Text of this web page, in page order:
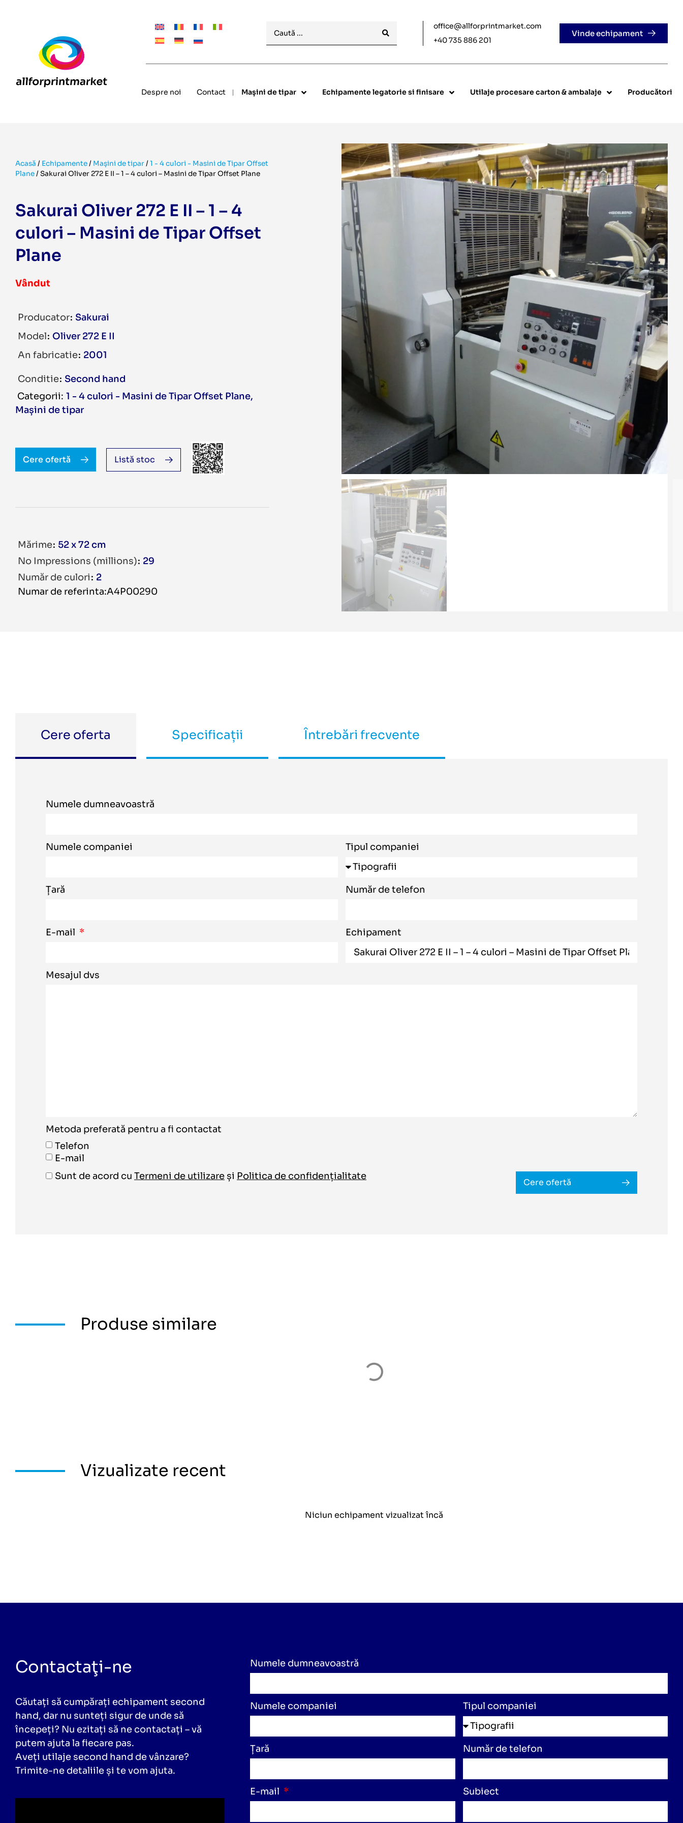
office@allforprintmarket.com
+40 735 886 201
Vinde echipament
Despre noi Contact Mașini de tipar Echipamente legatorie si finisare Utilaje procesare carton & ambalaje Producători
Acasă / Echipamente/ Mașini de tipar/1 - 4 culori - Masini de Tipar Offset
Plane/Sakurai Oliver 272 E II – 1 – 4 culori – Masini de Tipar Offset Plane
Sakurai Oliver 272 E II – 1 – 4
culori – Masini de Tipar Offset
Plane
Vândut
Producator Sakurai
Model Oliver 272 E II
An fabricatie 2001
Conditie Second hand
1 - 4 culori - Masini de Tipar Offset Plane
Mașini de tipar
Cere ofertă Listă stoc
Mărime 52 x 72 cm
No Impressions (millions) 29
Număr de culori 2
Numar de referinta:A4P00290
Cere oferta Specificații Întrebări frecvente
Numele dumneavoastră
Numele companiei Tipul companiei
Țară Număr de telefon
E-mail Echipament
Mesajul dvs
Metoda preferată pentru a fi contactat
Telefon
E-mail
Sunt de acord cu Termeni de utilizare și Politica de confidențialitate
Cere ofertă
Produse similare
Vizualizate recent
Niciun echipament vizualizat încă
Contactaţi-ne
Căutați să cumpărați echipament second
hand, dar nu sunteți sigur de unde să
începeți? Nu ezitați să ne contactați – vă
putem ajuta la fiecare pas.
Aveți utilaje second hand de vânzare?
Trimite-ne detaliile și te vom ajuta.
Numele dumneavoastră
Numele companiei Tipul companiei
Țară Număr de telefon
E-mail Subiect